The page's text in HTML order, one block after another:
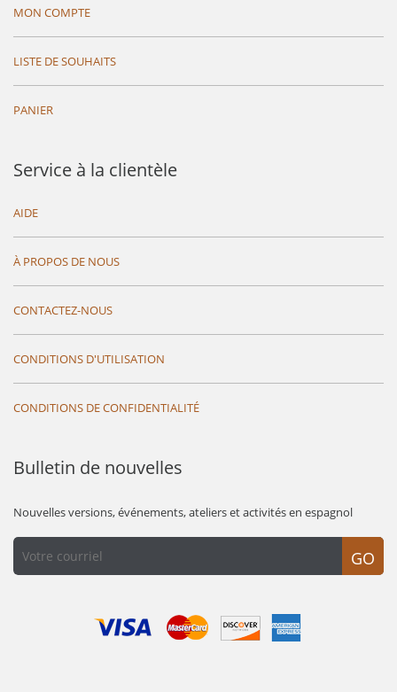
MON COMPTE
LISTE DE SOUHAITS
PANIER
Service à la clientèle
AIDE
À PROPOS DE NOUS
CONTACTEZ-NOUS
CONDITIONS D'UTILISATION
CONDITIONS DE CONFIDENTIALITÉ
Bulletin de nouvelles
Nouvelles versions, événements, ateliers et activités en espagnol
GO